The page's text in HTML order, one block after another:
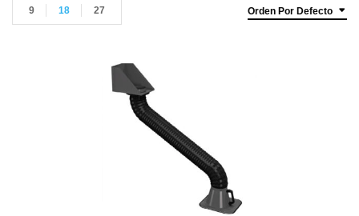
Orden Por Defecto
9 18 27